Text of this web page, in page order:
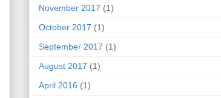
November 2017 (1)
October 2017 (1)
September 2017 (1)
August 2017 (1)
April 2016 (1)